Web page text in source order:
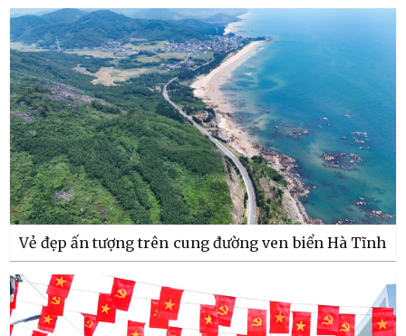
Vẻ đẹp ấn tượng trên cung đường ven biển Hà Tĩnh